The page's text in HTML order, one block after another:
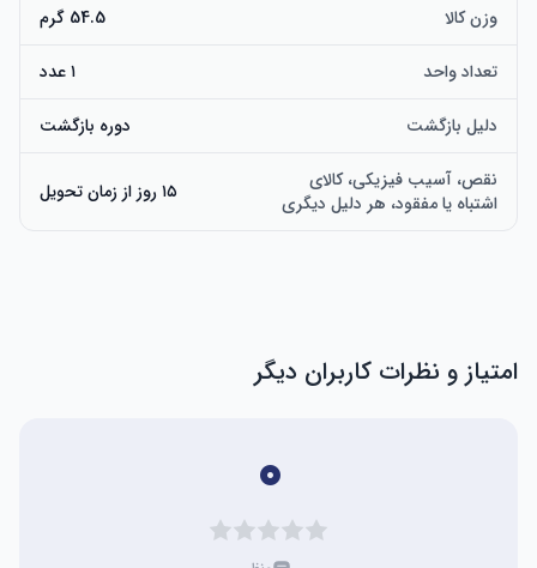
وزن کالا 54.5 گرم
تعداد واحد ۱ عدد
دلیل بازگشت دوره بازگشت
نقص، آسیب فیزیکی، کالای
اشتباه یا مفقود، هر دلیل دیگری
۱۵ روز از زمان تحویل
امتیاز و نظرات کاربران دیگر
۰